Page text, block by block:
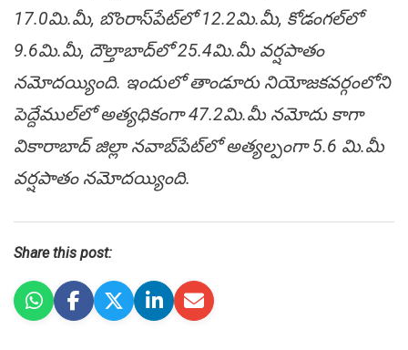
17.0మి.మీ, బొంరాస్‌పేట్‌లో 12.2మి.మీ, కోడంగ‌ల్‌లో
9.6మి.మీ, దౌల్తాబాద్‌లో 25.4మి.మీ వ‌ర్ష‌పాతం
న‌మోద‌య్యింది. ఇందులో తాండూరు నియోజ‌క‌వ‌ర్గంలోని
పెద్దేముల్‌లో అత్య‌ధికంగా 47.2మి.మీ న‌మోదు కాగా
వికారాబాద్ జిల్లా న‌వాబ్‌పేట్‌లో అత్య‌ల్పంగా 5.6 మి.మీ
వ‌ర్ష‌పాతం న‌మోద‌య్యింది.
Share this post: